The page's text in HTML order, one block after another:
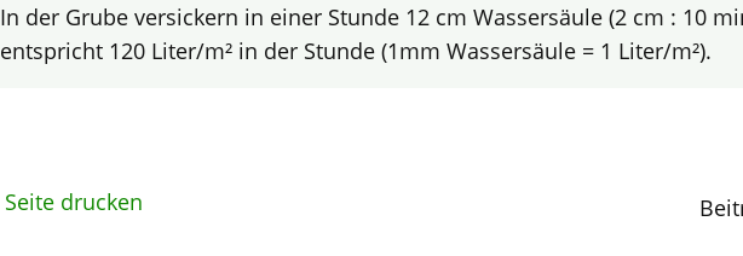
In der Grube versickern in einer Stunde 12 cm Wassersäule (2 cm : 10
entspricht 120 Liter/m² in der Stunde (1mm Wassersäule = 1 Liter/m²).
Seite drucken